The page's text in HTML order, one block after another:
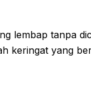
lembap tanpa
keringat yang